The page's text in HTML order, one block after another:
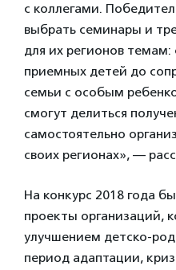
с коллегами.
выбрать семинары и
для их регионов
приемных детей до
семьи с особым
смогут делиться
самостоятельно
своих регионах», —
На конкурс 2018 года
проекты организаций,
улучшением детско-
период адаптации,